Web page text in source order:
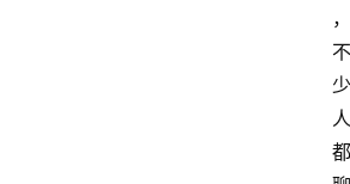
，
不
少
人
都